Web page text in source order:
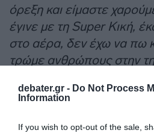
debater.gr - Do Not Process
Information
If you wish to opt-out of the sale,
όρεξη και είμαστε
έγινε με τη Super Κική,
στο αέρα, δεν έχω να πω
τρώμε ανθρώπους στην
πράγματα φέτος. Ελπίζω